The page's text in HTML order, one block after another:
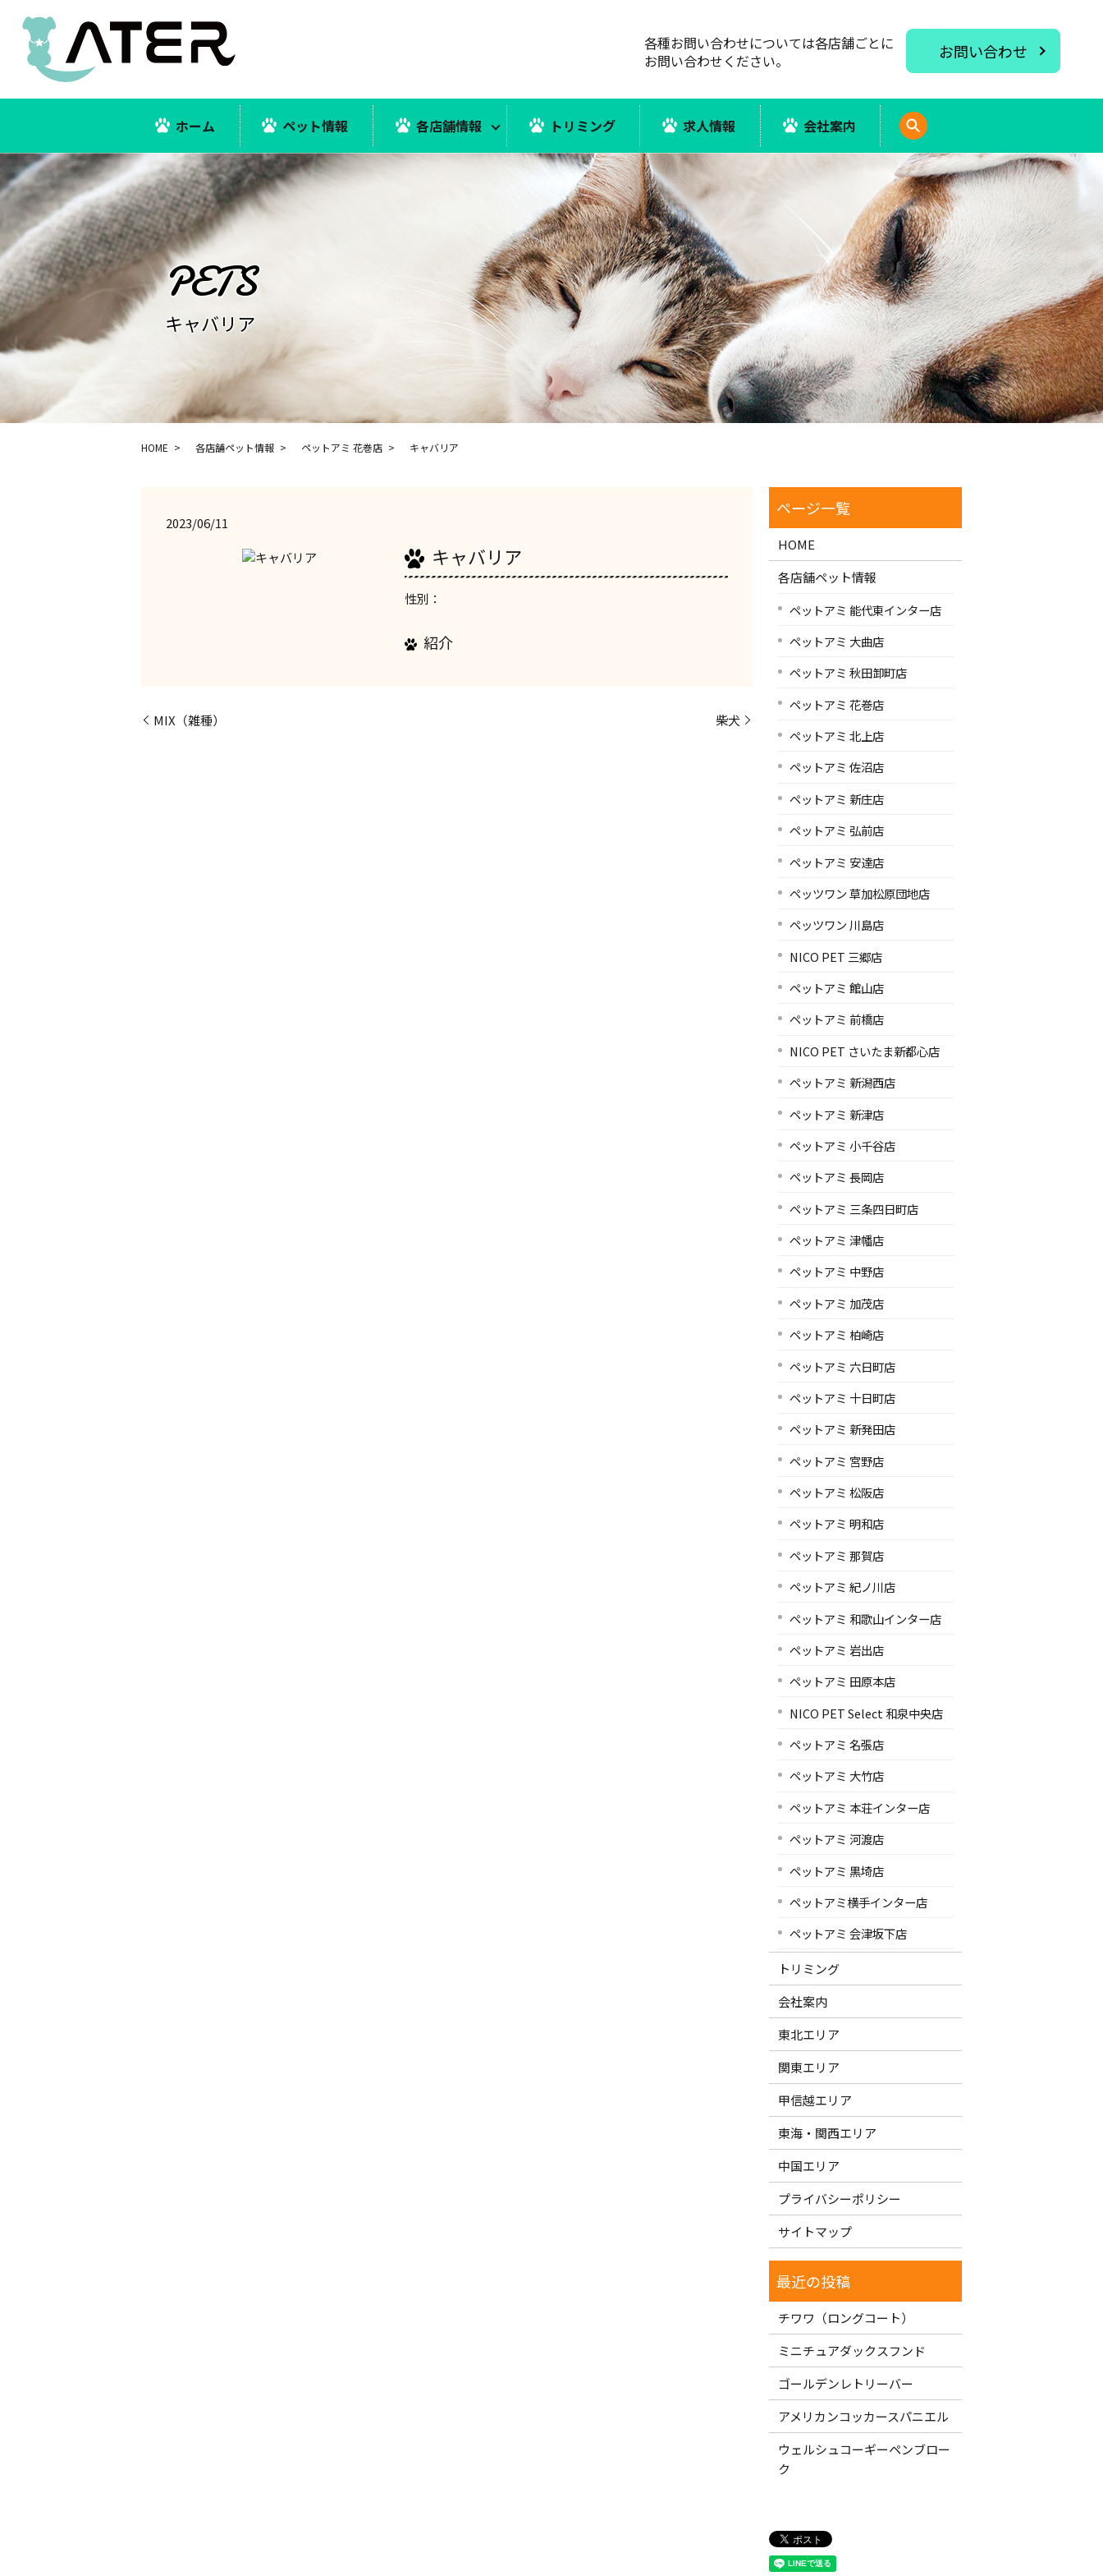
ホーム ペット情報 各店舗情報 トリミング 求人情報 会社案内 search
各種お問い合わせについては各店舗ごとに
お問い合わせください。
お問い合わせ
キャバリア
HOME 各店舗ペット情報 ペットアミ 花巻店 キャバリア
2023/06/11
キャバリア
性別：
紹介
MIX（雑種） 柴犬
HOME
各店舗ペット情報
ペットアミ 能代東インター店
ペットアミ 大曲店
ペットアミ 秋田卸町店
ペットアミ 花巻店
ペットアミ 北上店
ペットアミ 佐沼店
ペットアミ 新庄店
ペットアミ 弘前店
ペットアミ 安達店
ペッツワン 草加松原団地店
ペッツワン 川島店
NICO PET 三郷店
ペットアミ 館山店
ペットアミ 前橋店
NICO PET さいたま新都心店
ペットアミ 新潟西店
ペットアミ 新津店
ペットアミ 小千谷店
ペットアミ 長岡店
ペットアミ 三条四日町店
ペットアミ 津幡店
ペットアミ 中野店
ペットアミ 加茂店
ペットアミ 柏崎店
ペットアミ 六日町店
ペットアミ 十日町店
ペットアミ 新発田店
ペットアミ 宮野店
ペットアミ 松阪店
ペットアミ 明和店
ペットアミ 那賀店
ペットアミ 紀ノ川店
ペットアミ 和歌山インター店
ペットアミ 岩出店
ペットアミ 田原本店
NICO PET Select 和泉中央店
ペットアミ 名張店
ペットアミ 大竹店
ペットアミ 本荘インター店
ペットアミ 河渡店
ペットアミ 黒埼店
ペットアミ横手インター店
ペットアミ 会津坂下店
トリミング
会社案内
東北エリア
関東エリア
甲信越エリア
東海・関西エリア
中国エリア
プライバシーポリシー
サイトマップ
チワワ（ロングコート）
ミニチュアダックスフンド
ゴールデンレトリーバー
アメリカンコッカースパニエル
ウェルシュコーギーペンブロー
ク